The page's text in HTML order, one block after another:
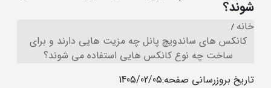
شوند؟
خانه
کانکس های ساندویچ پانل چه مزیت هایی دارند و برای
ساخت چه نوع کانکس هایی استفاده می شوند؟
تاریخ بروزرسانی صفحه:1405/02/05